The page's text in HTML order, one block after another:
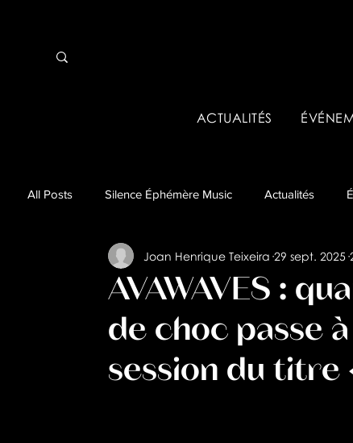
ACTUALITÉS
All Posts Silence Éphémère Music Actualités
Événements pros & Tremplins Business
AVAWAVES :
de choc passe
session du titre
Joan Henrique Teixeira 29 sept. 2025